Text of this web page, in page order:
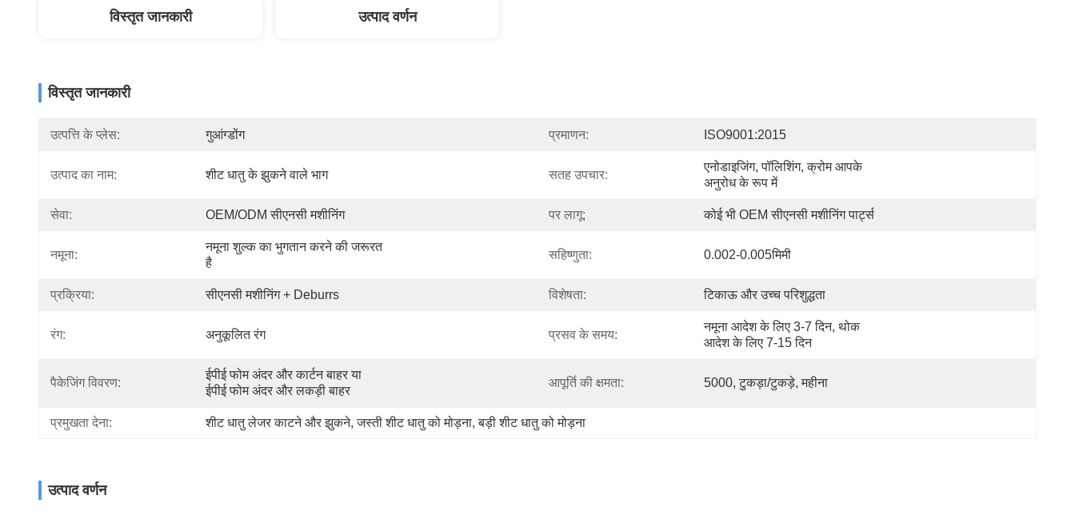
विस्तृत जानकारी उत्पाद वर्णन
विस्तृत जानकारी
उत्पत्ति के प्लेस: गुआंग्डोंग प्रमाणन: ISO9001:2015
उत्पाद का नाम: शीट धातु के झुकने वाले भाग सतह उपचार:
एनोडाइजिंग, पॉलिशिंग, क्रोम आपके
अनुरोध के रूप में
सेवा: OEM/ODM सीएनसी मशीनिंग पर लागू: कोई भी OEM सीएनसी मशीनिंग पार्ट्स
नमूना:
नमूना शुल्क का भुगतान करने की जरूरत
है
सहिष्णुता: 0.002-0.005मिमी
प्रक्रिया: सीएनसी मशीनिंग + Deburrs विशेषता: टिकाऊ और उच्च परिशुद्धता
रंग: अनुकूलित रंग प्रसव के समय:
नमूना आदेश के लिए 3-7 दिन, थोक
आदेश के लिए 7-15 दिन
पैकेजिंग विवरण:
ईपीई फोम अंदर और कार्टन बाहर या
ईपीई फोम अंदर और लकड़ी बाहर
आपूर्ति की क्षमता: 5000, टुकड़ा/टुकड़े, महीना
प्रमुखता देना: शीट धातु लेजर काटने और झुकने, जस्ती शीट धातु को मोड़ना, बड़ी शीट धातु को मोड़ना
उत्पाद वर्णन